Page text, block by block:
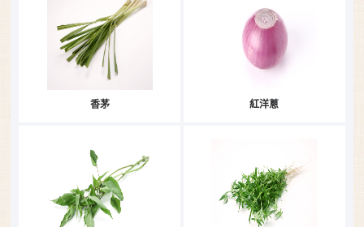
香茅 紅洋蔥